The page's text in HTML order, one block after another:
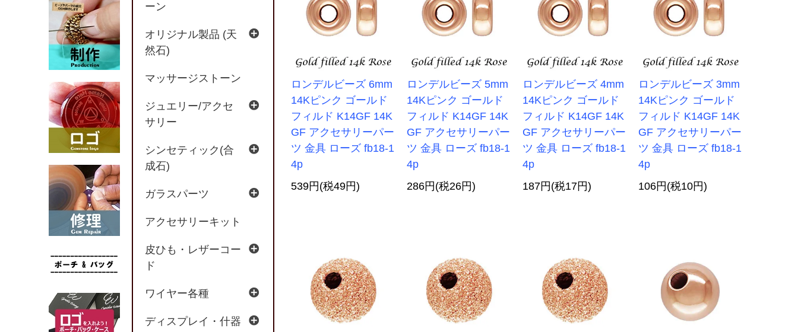
ロンデルビーズ 6mm
14Kピンク ゴールド
フィルド K14GF 14K
GF アクセサリーパー
ツ 金具 ローズ fb18-1
4p
539円(税49円)
ロンデルビーズ 5mm
14Kピンク ゴールド
フィルド K14GF 14K
GF アクセサリーパー
ツ 金具 ローズ fb18-1
4p
286円(税26円)
ロンデルビーズ 4mm
14Kピンク ゴールド
フィルド K14GF 14K
GF アクセサリーパー
ツ 金具 ローズ fb18-1
4p
187円(税17円)
ロンデルビーズ 3mm
14Kピンク ゴールド
フィルド K14GF 14K
GF アクセサリーパー
ツ 金具 ローズ fb18-1
4p
106円(税10円)
ーン
オリジナル製品 (天
然石)
マッサージストーン
ジュエリー/アクセ
サリー
シンセティック(合
成石)
ガラスパーツ
アクセサリーキット
皮ひも・レザーコー
ド
ワイヤー各種
ディスプレイ・什器